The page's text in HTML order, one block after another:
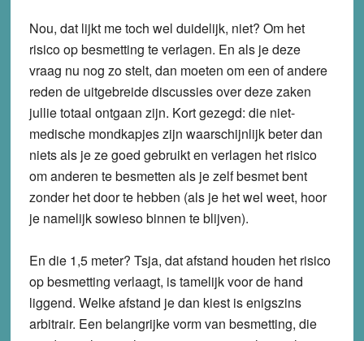
Nou, dat lijkt me toch wel duidelijk, niet? Om het
risico op besmetting te verlagen. En als je deze
vraag nu nog zo stelt, dan moeten om een of andere
reden de uitgebreide discussies over deze zaken
jullie totaal ontgaan zijn. Kort gezegd: die niet-
medische mondkapjes zijn waarschijnlijk beter dan
niets als je ze goed gebruikt en verlagen het risico
om anderen te besmetten als je zelf besmet bent
zonder het door te hebben (als je het wel weet, hoor
je namelijk sowieso binnen te blijven).
En die 1,5 meter? Tsja, dat afstand houden het risico
op besmetting verlaagt, is tamelijk voor de hand
liggend. Welke afstand je dan kiest is enigszins
arbitrair. Een belangrijke vorm van besmetting, die